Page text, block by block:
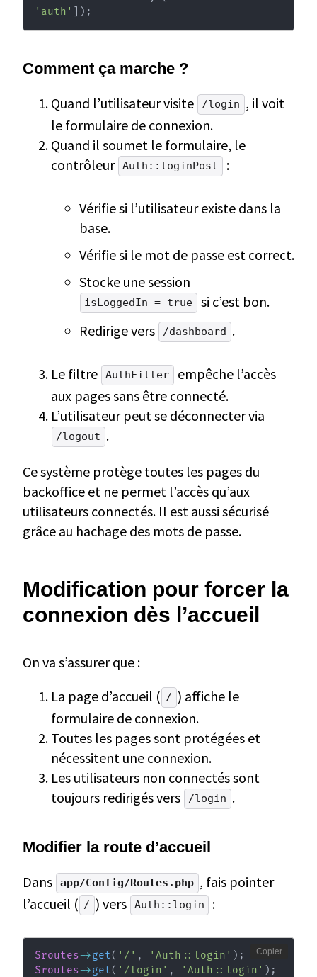
'auth'
) ;
Comment ça marche ?
Quand l’utilisateur visite
/login , il voit
le formulaire de connexion.
Quand il soumet le formulaire, le
contrôleur Auth::loginPost :
Vérifie si l’utilisateur existe dans la
base.
Vérifie si le mot de passe est correct.
Stocke une session
isLoggedIn = true
si c’est bon.
Redirige vers
/dashboard .
Le filtre AuthFilter
empêche l’accès
aux pages sans être connecté.
L’utilisateur peut se déconnecter via
/logout .
Ce système protège toutes les pages du
backoffice et ne permet l’accès qu’aux
utilisateurs connectés. Il est aussi sécurisé
grâce au hachage des mots de passe.
Modification pour forcer la
connexion dès l’accueil
On va s’assurer que :
La page d’accueil ( / ) affiche le
formulaire de connexion.
Toutes les pages sont protégées et
nécessitent une connexion.
Les utilisateurs non connectés sont
toujours redirigés vers
/login .
Modifier la route d’accueil
Dans
app/Config/Routes.php , fais pointer
l’accueil ( / ) vers Auth::login :
$routes->get( '/' , 'Auth::login' ) ;
$routes->get( '/login' , 'Auth::login' ) ;
Copier